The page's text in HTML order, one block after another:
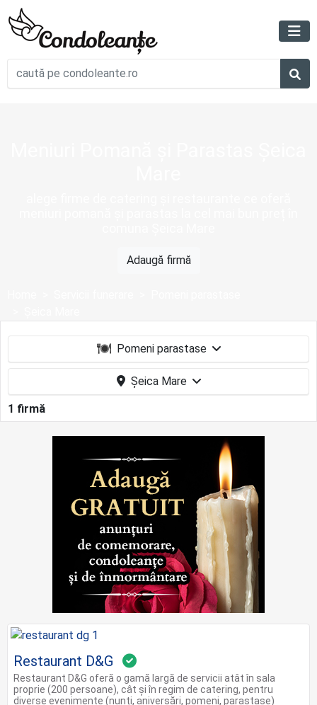
Adaugă firmă
1 firmă
Restaurant D&G
Restaurant D&G oferă o gamă largă de servicii atât în sala
proprie (200 persoane), cât și în regim de catering, pentru
diverse evenimente (nunți, aniversări, pomeni, parastase)